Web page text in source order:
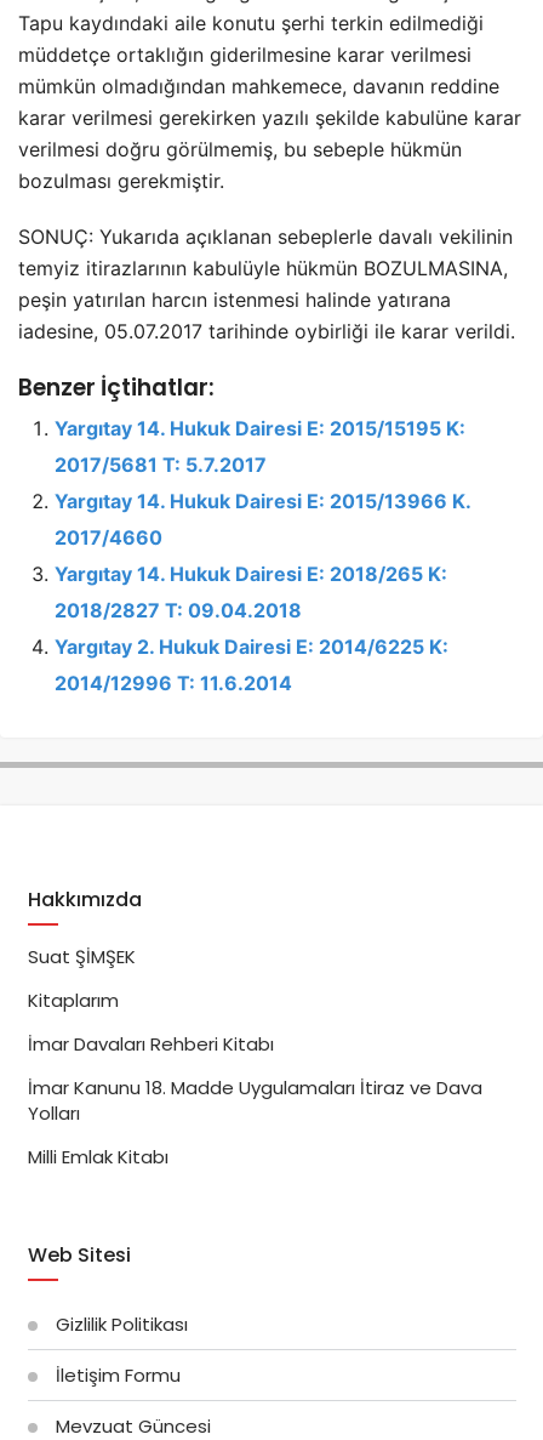
Tapu kaydındaki aile konutu şerhi terkin edilmediği
müddetçe ortaklığın giderilmesine karar verilmesi
mümkün olmadığından mahkemece, davanın reddine
karar verilmesi gerekirken yazılı şekilde kabulüne karar
verilmesi doğru görülmemiş, bu sebeple hükmün
bozulması gerekmiştir.
SONUÇ: Yukarıda açıklanan sebeplerle davalı vekilinin
temyiz itirazlarının kabulüyle hükmün BOZULMASINA,
peşin yatırılan harcın istenmesi halinde yatırana
iadesine, 05.07.2017 tarihinde oybirliği ile karar verildi.
Benzer İçtihatlar:
Yargıtay 14. Hukuk Dairesi E: 2015/15195 K:
2017/5681 T: 5.7.2017
Yargıtay 14. Hukuk Dairesi E: 2015/13966 K.
2017/4660
Yargıtay 14. Hukuk Dairesi E: 2018/265 K:
2018/2827 T: 09.04.2018
Yargıtay 2. Hukuk Dairesi E: 2014/6225 K:
2014/12996 T: 11.6.2014
Hakkımızda
Suat ŞİMŞEK
Kitaplarım
İmar Davaları Rehberi Kitabı
İmar Kanunu 18. Madde Uygulamaları İtiraz ve Dava
Yolları
Milli Emlak Kitabı
Web Sitesi
Gizlilik Politikası
İletişim Formu
Mevzuat Güncesi